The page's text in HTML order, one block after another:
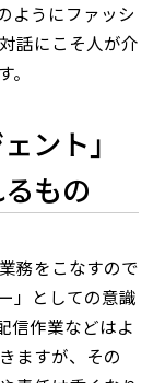
ようにファッシ
話にこそ人が介
ント」
もの
務をこなすので
」としての意識
信作業などはよ
ますが、その